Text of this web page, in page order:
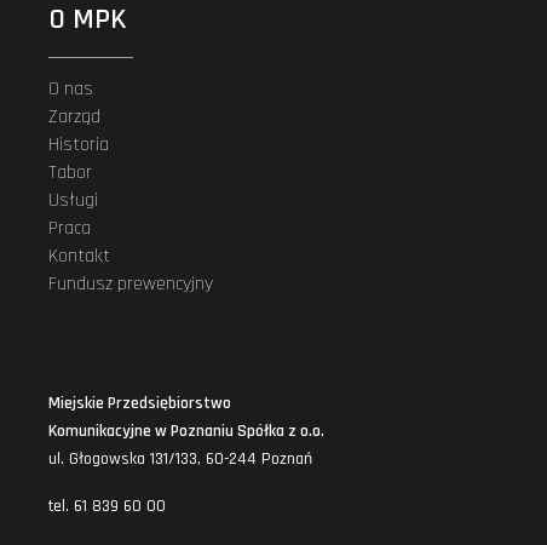
O MPK
O nas
Zarząd
Historia
Tabor
Usługi
Praca
Kontakt
Fundusz prewencyjny
Miejskie Przedsiębiorstwo
Komunikacyjne w Poznaniu Spółka z o.o.
ul. Głogowska 131/133, 60-244 Poznań
tel. 61 839 60 00